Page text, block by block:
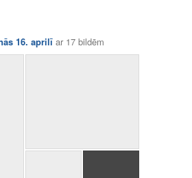
16. aprilī ar 17 bildēm